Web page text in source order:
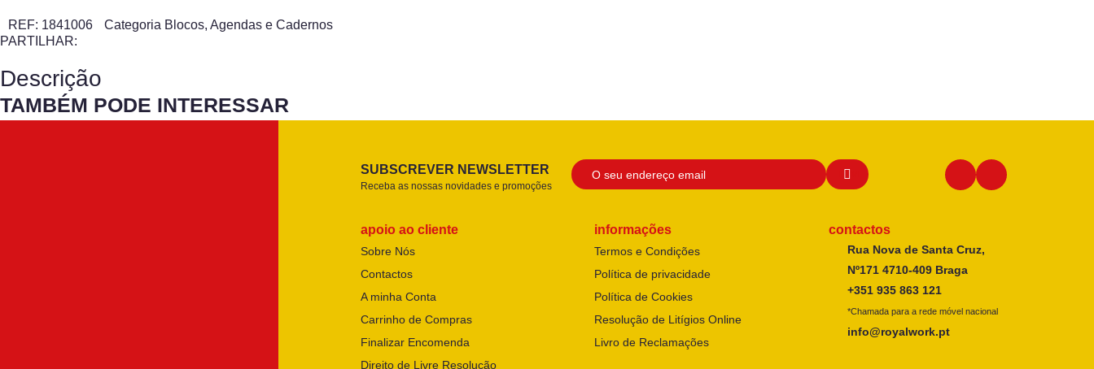
REF: 1841006 Categoria Blocos, Agendas e Cadernos
PARTILHAR:
Descrição
TAMBÉM PODE INTERESSAR
SUBSCREVER NEWSLETTER
Receba as nossas novidades e promoções
apoio ao cliente
Sobre Nós
Contactos
A minha Conta
Carrinho de Compras
Finalizar Encomenda
Direito de Livre Resolução
informações
Termos e Condições
Política de privacidade
Política de Cookies
Resolução de Litígios Online
Livro de Reclamações
contactos
Rua Nova de Santa Cruz,
Nº171 4710-409 Braga
+351 935 863 121
*Chamada para a rede móvel nacional
info@royalwork.pt